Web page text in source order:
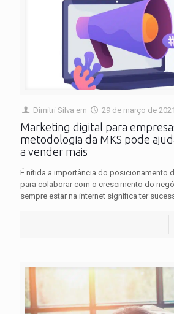
Dimitri Silva em 29 de março de 2021
Marketing digital para
metodologia da MKS pode
a vender mais
É nítida a importância do posicionamento
para colaborar com o crescimento do
sempre estar na internet significa ter